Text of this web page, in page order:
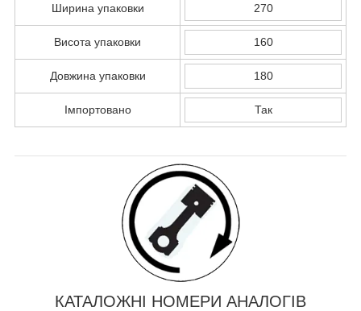
Ширина упаковки 270
Висота упаковки 160
Довжина упаковки 180
Імпортовано Так
КАТАЛОЖНІ НОМЕРИ АНАЛОГІВ